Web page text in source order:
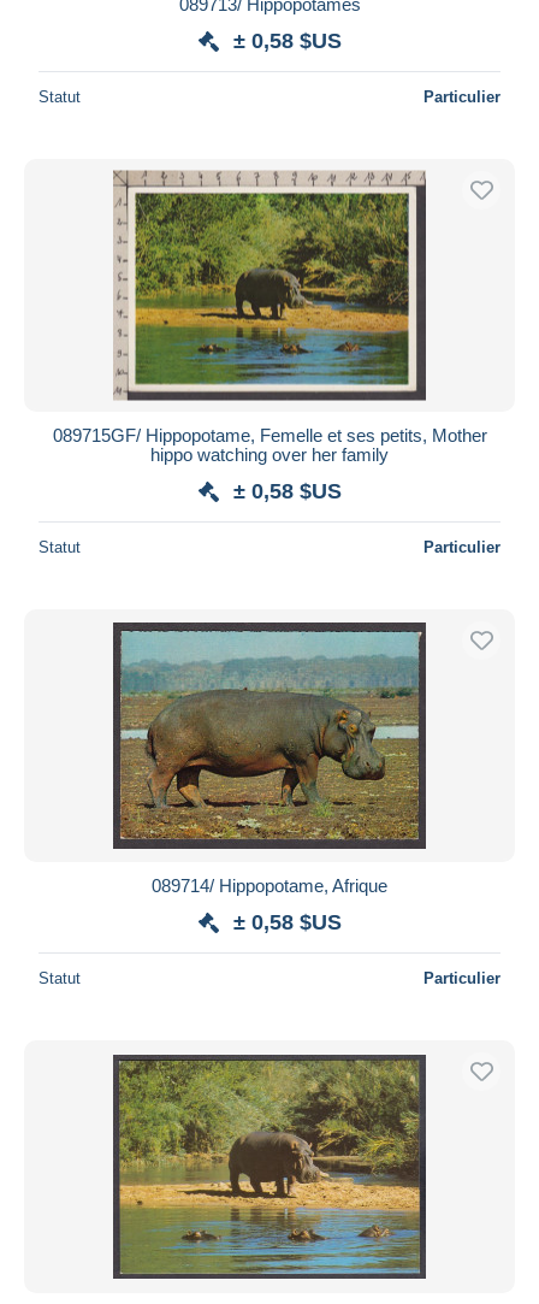
± 0,58 $US
Statut Particulier
089715GF/ Hippopotame, Femelle et ses petits, Mother
hippo watching over her family
± 0,58 $US
Statut Particulier
089714/ Hippopotame, Afrique
± 0,58 $US
Statut Particulier